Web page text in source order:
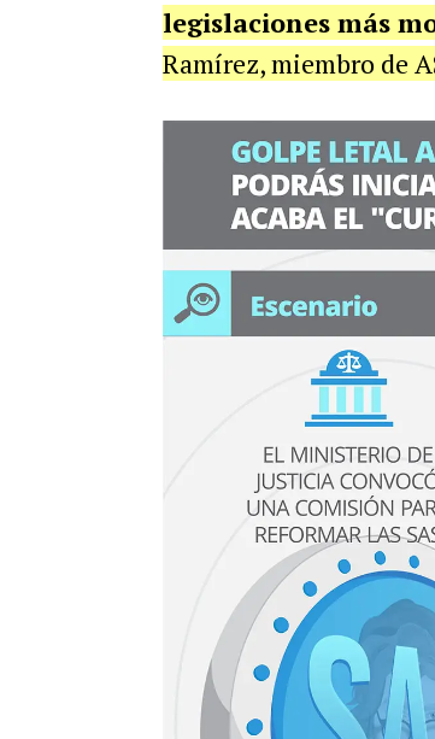
legislaciones más
Ramírez, miembro de